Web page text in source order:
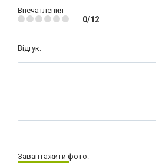
Впечатления
0/12
Відгук:
Завантажити фото: